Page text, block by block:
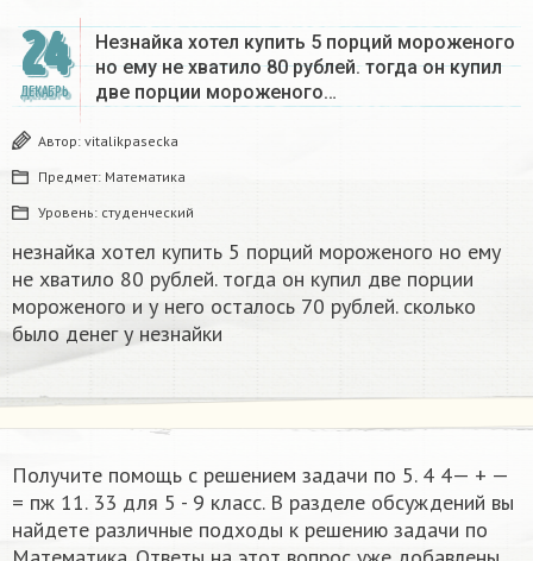
24
ДЕКАБРЬ
Незнайка хотел купить 5 порций мороженого
но ему не хватило 80 рублей. тогда он купил
две порции мороженого…
Автор: vitalikpasecka
Предмет: Математика
Уровень: студенческий
незнайка хотел купить 5 порций мороженого но ему
не хватило 80 рублей. тогда он купил две порции
мороженого и у него осталось 70 рублей. сколько
было денег у незнайки
Получите помощь с решением задачи по 5. 4 4— + —
= пж 11. 33 для 5 - 9 класс. В разделе обсуждений вы
найдете различные подходы к решению задачи по